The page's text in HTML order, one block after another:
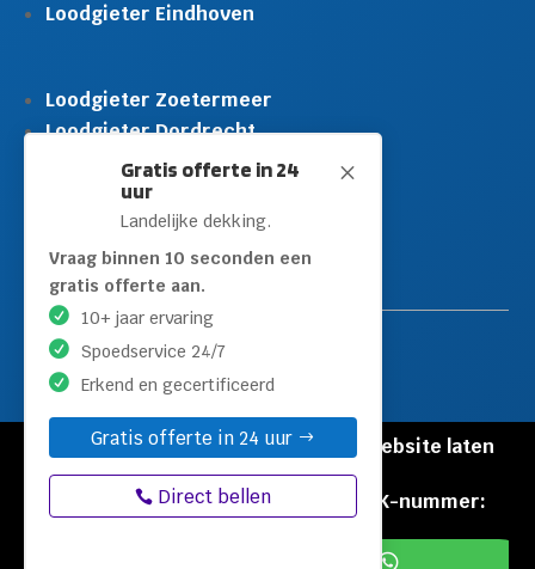
M
Gratis offerte in 24
uur
Landelijke dekking.
Vraag binnen 10 seconden een
gratis offerte aan.
10+ jaar ervaring
Spoedservice 24/7
Erkend en gecertificeerd
Gratis offerte in 24 uur
Direct bellen
Loodgieter Eindhoven
Loodgieter Zoetermeer
Loodgieter Dordrecht
Loodgieter Rijswijk
Loodgieter Schiedam
Loodgieter Leidschendam
Loodgieter Hilversum
© Copyright Loodgieters Kwartier |
Website laten
maken door Flexamedia
Privacyverklaring|Disclaimer
KVK-nummer:
